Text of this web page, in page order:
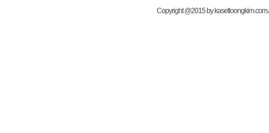
Copyright @2015 by kasetloongkim.com